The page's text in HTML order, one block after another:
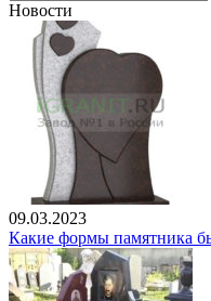
Новости
09.03.2023
Какие формы памятника